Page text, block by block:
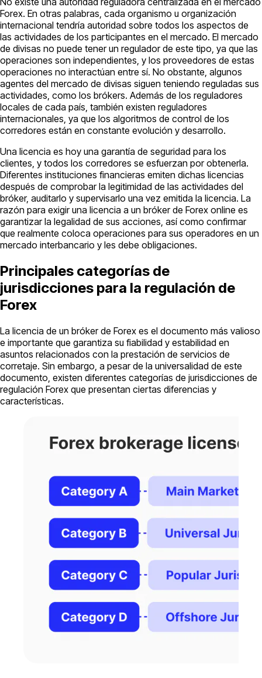
Forex. En otras palabras, cada organismo u organización
internacional tendría autoridad sobre todos los aspectos de
las actividades de los participantes en el mercado. El mercado
de divisas no puede tener un regulador de este tipo, ya que las
operaciones son independientes, y los proveedores de estas
operaciones no interactúan entre sí. No obstante, algunos
agentes del mercado de divisas siguen teniendo reguladas sus
actividades, como los brókers. Además de los reguladores
locales de cada país, también existen reguladores
internacionales, ya que los algoritmos de control de los
corredores están en constante evolución y desarrollo.
Una licencia es hoy una garantía de seguridad para los
clientes, y todos los corredores se esfuerzan por obtenerla.
Diferentes instituciones financieras emiten dichas licencias
después de comprobar la legitimidad de las actividades del
bróker, auditarlo y supervisarlo una vez emitida la licencia. La
razón para exigir una licencia a un bróker de Forex online es
garantizar la legalidad de sus acciones, así como confirmar
que realmente coloca operaciones para sus operadores en un
mercado interbancario y les debe obligaciones.
Principales categorías de
jurisdicciones para la regulación de
Forex
La licencia de un bróker de Forex es el documento más valioso
e importante que garantiza su fiabilidad y estabilidad en
asuntos relacionados con la prestación de servicios de
corretaje. Sin embargo, a pesar de la universalidad de este
documento, existen diferentes categorías de jurisdicciones de
regulación Forex que presentan ciertas diferencias y
características.